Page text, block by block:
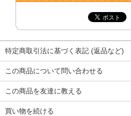
特定商取引法に基づく表記 (返品など)
この商品について問い合わせる
この商品を友達に教える
買い物を続ける